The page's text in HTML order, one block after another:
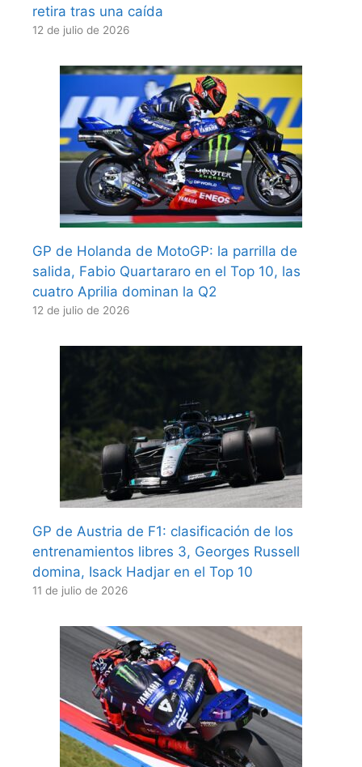
retira tras una caída
12 de julio de 2026
GP de Holanda de MotoGP: la parrilla de
salida, Fabio Quartararo en el Top 10, las
cuatro Aprilia dominan la Q2
12 de julio de 2026
GP de Austria de F1: clasificación de los
entrenamientos libres 3, Georges Russell
domina, Isack Hadjar en el Top 10
11 de julio de 2026